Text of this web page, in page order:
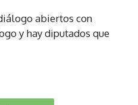
abiertos con
y hay diputados que